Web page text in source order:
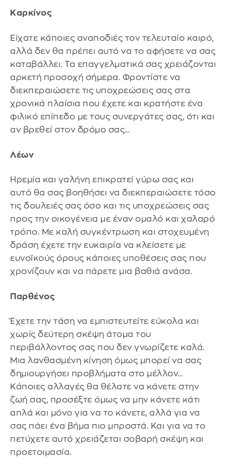
Καρκίνος
Είχατε κάποιες αναποδιές τον τελευταίο καιρό,
αλλά δεν θα πρέπει αυτό να το αφήσετε να σας
καταβάλλει. Τα επαγγελματικά σας χρειάζονται
αρκετή προσοχή σήμερα. Φροντίστε να
διεκπεραιώσετε τις υποχρεώσεις σας στα
χρονικά πλαίσια που έχετε και κρατήστε ένα
φιλικό επίπεδο με τους συνεργάτες σας, ότι και
αν βρεθεί στον δρόμο σας…
Λέων
Ηρεμία και γαλήνη επικρατεί γύρω σας και
αυτό θα σας βοηθήσει να διεκπεραιώσετε τόσο
τις δουλειές σας όσο και τις υποχρεώσεις σας
προς την οικογένεια με έναν ομαλό και χαλαρό
τρόπο. Με καλή συγκέντρωση και στοχευμένη
δράση έχετε την ευκαιρία να κλείσετε με
ευνοϊκούς όρους κάποιες υποθέσεις σας που
χρονίζουν και να πάρετε μια βαθιά ανάσα.
Παρθένος
Έχετε την τάση να εμπιστευτείτε εύκολα και
χωρίς δεύτερη σκέψη άτομα του
περιβάλλοντος σας που δεν γνωρίζετε καλά.
Μια λανθασμένη κίνηση όμως μπορεί να σας
δημιουργήσει προβλήματα στο μέλλον…
Κάποιες αλλαγές θα θέλατε να κάνετε στην
ζωή σας, προσέξτε όμως να μην κάνετε κάτι
απλά και μόνο για να το κάνετε, αλλά για να
σας πάει ένα βήμα πιο μπροστά. Και για να το
πετύχετε αυτό χρειάζεται σοβαρή σκέψη και
προετοιμασία.